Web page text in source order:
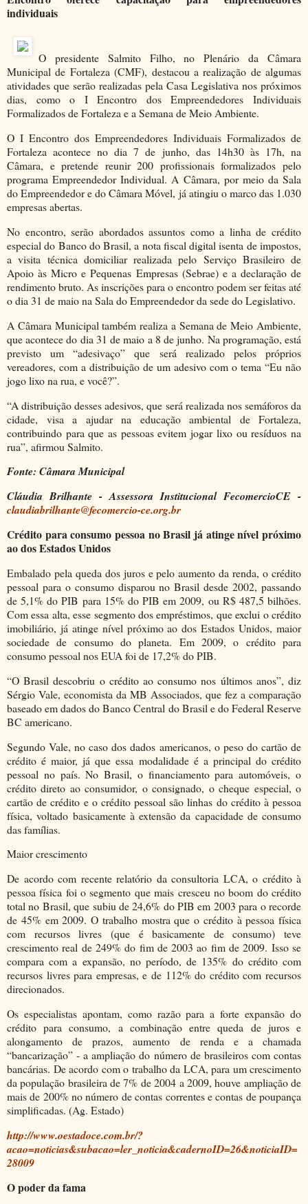
individuais
O presidente Salmito Filho, no Plenário da Câmara
Municipal de Fortaleza (CMF), destacou a realização de algumas
atividades que serão realizadas pela Casa Legislativa nos próximos
dias, como o I Encontro dos Empreendedores Individuais
Formalizados de Fortaleza e a Semana de Meio Ambiente.
O I Encontro dos Empreendedores Individuais Formalizados de
Fortaleza acontece no dia 7 de junho, das 14h30 às 17h, na
Câmara, e pretende reunir 200 profissionais formalizados pelo
programa Empreendedor Individual. A Câmara, por meio da Sala
do Empreendedor e do Câmara Móvel, já atingiu o marco das 1.030
empresas abertas.
No encontro, serão abordados assuntos como a linha de crédito
especial do Banco do Brasil, a nota fiscal digital isenta de impostos,
a visita técnica domiciliar realizada pelo Serviço Brasileiro de
Apoio às Micro e Pequenas Empresas (Sebrae) e a declaração de
rendimento bruto. As inscrições para o encontro podem ser feitas até
o dia 31 de maio na Sala do Empreendedor da sede do Legislativo.
A Câmara Municipal também realiza a Semana de Meio Ambiente,
que acontece do dia 31 de maio a 8 de junho. Na programação, está
previsto um “adesivaço” que será realizado pelos próprios
vereadores, com a distribuição de um adesivo com o tema “Eu não
jogo lixo na rua, e você?”.
“A distribuição desses adesivos, que será realizada nos semáforos da
cidade, visa a ajudar na educação ambiental de Fortaleza,
contribuindo para que as pessoas evitem jogar lixo ou resíduos na
rua”, afirmou Salmito.
Fonte: Câmara Municipal
Cláudia Brilhante - Assessora Institucional FecomercioCE -
claudiabrilhante@fecomercio-ce.org.br
Crédito para consumo pessoa no Brasil já atinge nível próximo
ao dos Estados Unidos
Embalado pela queda dos juros e pelo aumento da renda, o crédito
pessoal para o consumo disparou no Brasil desde 2002, passando
de 5,1% do PIB para 15% do PIB em 2009, ou R$ 487,5 bilhões.
Com essa alta, esse segmento dos empréstimos, que exclui o crédito
imobiliário, já atinge nível próximo ao dos Estados Unidos, maior
sociedade de consumo do planeta. Em 2009, o crédito para
consumo pessoal nos EUA foi de 17,2% do PIB.
“O Brasil descobriu o crédito ao consumo nos últimos anos”, diz
Sérgio Vale, economista da MB Associados, que fez a comparação
baseado em dados do Banco Central do Brasil e do Federal Reserve
BC americano.
Segundo Vale, no caso dos dados americanos, o peso do cartão de
crédito é maior, já que essa modalidade é a principal do crédito
pessoal no país. No Brasil, o financiamento para automóveis, o
crédito direto ao consumidor, o consignado, o cheque especial, o
cartão de crédito e o crédito pessoal são linhas do crédito à pessoa
física, voltado basicamente à extensão da capacidade de consumo
das famílias.
Maior crescimento
De acordo com recente relatório da consultoria LCA, o crédito à
pessoa física foi o segmento que mais cresceu no boom do crédito
total no Brasil, que subiu de 24,6% do PIB em 2003 para o recorde
de 45% em 2009. O trabalho mostra que o crédito à pessoa física
com recursos livres (que é basicamente de consumo) teve
crescimento real de 249% do fim de 2003 ao fim de 2009. Isso se
compara com a expansão, no período, de 135% do crédito com
recursos livres para empresas, e de 112% do crédito com recursos
direcionados.
Os especialistas apontam, como razão para a forte expansão do
crédito para consumo, a combinação entre queda de juros e
alongamento de prazos, aumento de renda e a chamada
“bancarização” - a ampliação do número de brasileiros com contas
bancárias. De acordo com o trabalho da LCA, para um crescimento
da população brasileira de 7% de 2004 a 2009, houve ampliação de
mais de 200% no número de contas correntes e contas de poupança
simplificadas. (Ag. Estado)
http://www.oestadoce.com.br/?
acao=noticias&subacao=ler_noticia&cadernoID=26&noticiaID=
28009
O poder da fama